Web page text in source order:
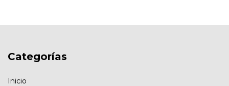
Categorías
Inicio